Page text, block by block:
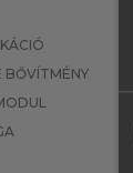
BŐVÍTMÉNY